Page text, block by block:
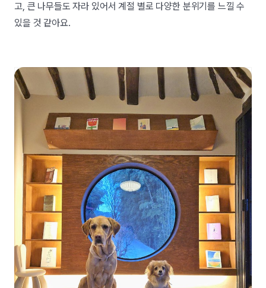
고, 큰 나무들도 자라 있어서 계절 별로 다양한 분위기를 느낄 수
있을 것 같아요.